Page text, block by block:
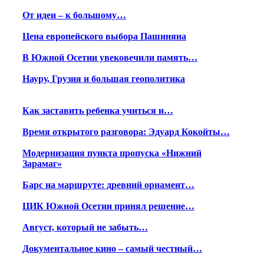
От идеи – к большому…
Цена европейского выбора Пашиняна
В Южной Осетии увековечили память…
Науру, Грузия и большая геополитика
Как заставить ребенка учиться и…
Время открытого разговора: Эдуард Кокойты…
Модернизация пункта пропуска «Нижний
Зарамаг»
Барс на маршруте: древний орнамент…
ЦИК Южной Осетии принял решение…
Август, который не забыть…
Документальное кино – самый честный…